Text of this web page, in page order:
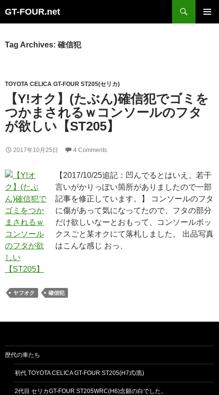
GT-FOUR.net
content
Tag Archives: 確信犯
TOYOTA CELICA GT-FOUR ST205(セリカ)
【Y!オク】(たぶん)確信犯でゴミを
つかまされるｗコンソールのフタ
が欲しい【ST205】
2017年10月25日 4 Comments
【2017/10/25追記：凹んでるとはいえ、若干
言いがかりっぽい箇所がありましたので一部
記事を修正しています。】 コンソールのフタ
に傷があって気になってたので、フタの部分
だけ欲しいなーとおもって、コンソールボッ
クスごと某オクにて落札しました。 出品写真
はこんな感じ おっ、
ヤフオク 確信犯
歴代の車たち
初代 TOYOTA CELICA GT-FOUR ST205(H7式/黒)
2代目 セリカGT-FOUR ST205WRC(H6)念願の白でした。